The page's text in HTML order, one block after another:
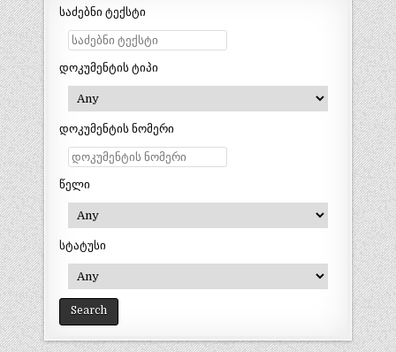
საძებნი ტექსტი
დოკუმენტის ტიპი
დოკუმენტის ნომერი
წელი
სტატუსი